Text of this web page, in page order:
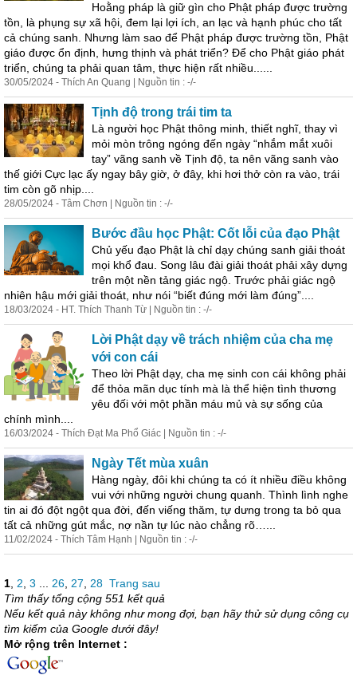
Hoằng pháp là giữ gìn cho Phật pháp được trường
tồn, là phụng sự xã hội, đem lại lợi ích, an lạc và hạnh phúc cho tất
cả chúng sanh. Nhưng làm sao để Phật pháp được trường tồn, Phật
giáo được ổn định, hưng thịnh và phát triển? Để cho Phật giáo phát
triển, chúng ta phải quan tâm, thực hiện rất nhiều......
30/05/2024 - Thích An Quang | Nguồn tin : -/-
Tịnh độ trong trái tim ta
Là người học Phật thông minh, thiết nghĩ, thay vì
mỏi mòn trông ngóng đến ngày “nhắm mắt xuôi
tay” vãng sanh về Tịnh độ, ta nên vãng sanh vào
thế giới Cực lạc ấy ngay bây giờ, ở đây, khi hơi thở còn ra vào, trái
tim còn gõ nhịp....
28/05/2024 - Tâm Chơn | Nguồn tin : -/-
Bước đầu học Phật: Cốt lỗi của đạo Phật
Chủ yếu đạo Phật là chỉ dạy chúng sanh giải thoát
mọi khổ đau. Song lâu đài giải thoát phải xây dựng
trên một nền tảng giác ngộ. Trước phải giác ngộ
nhiên hậu mới giải thoát, như nói “biết đúng mới làm đúng”....
18/03/2024 - HT. Thích Thanh Từ | Nguồn tin : -/-
Lời Phật dạy về trách nhiệm của cha mẹ
với con cái
Theo lời Phật dạy, cha mẹ sinh con cái không phải
để thỏa mãn dục tính mà là thể hiện tình thương
yêu đối với một phần máu mủ và sự sống của
chính mình....
16/03/2024 - Thích Đạt Ma Phổ Giác | Nguồn tin : -/-
Ngày Tết mùa xuân
Hàng ngày, đôi khi chúng ta có ít nhiều điều không
vui với những người chung quanh. Thình lình nghe
tin ai đó đột ngột qua đời, đến viếng thăm, tự dưng trong ta bỏ qua
tất cả những gút mắc, nợ nần tự lúc nào chẳng rõ…...
11/02/2024 - Thích Tâm Hạnh | Nguồn tin : -/-
1 2 3 26 27 28 Trang sau
Tìm thấy tổng cộng 551 kết quả
Nếu kết quả này không như mong đợi, bạn hãy thử sử dụng công cụ
tìm kiếm của Google dưới đây!
Mở rộng trên Internet :